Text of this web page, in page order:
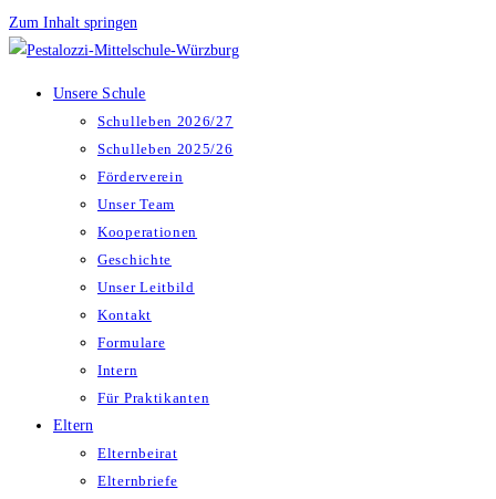
Zum Inhalt springen
Unsere Schule
Schulleben 2026/27
Schulleben 2025/26
Förderverein
Unser Team
Kooperationen
Geschichte
Unser Leitbild
Kontakt
Formulare
Intern
Für Praktikanten
Eltern
Elternbeirat
Elternbriefe